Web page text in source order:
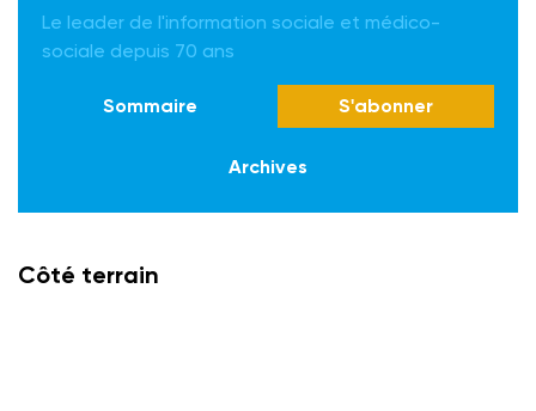
Le leader de l'information sociale et médico-
sociale depuis 70 ans
Sommaire S'abonner
Archives
Côté terrain